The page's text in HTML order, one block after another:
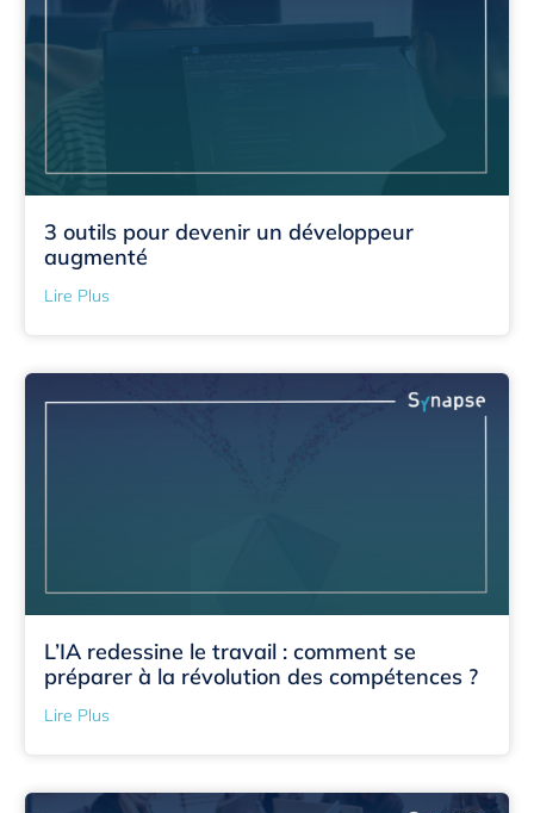
3 outils pour devenir un développeur
augmenté
Lire Plus
L’IA redessine le travail : comment se
préparer à la révolution des compétences ?
Lire Plus